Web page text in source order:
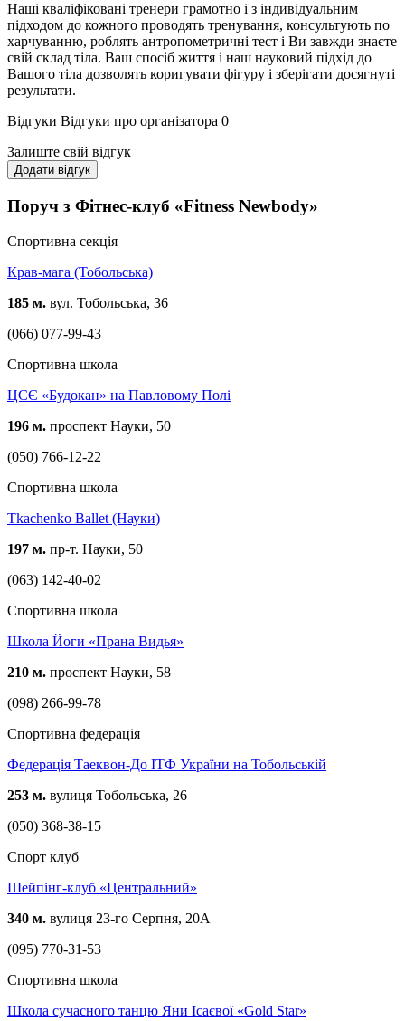
Наші кваліфіковані тренери грамотно і з індивідуальним
підходом до кожного проводять тренування, консультують по
харчуванню, роблять антропометричні тест і Ви завжди знаєте
свій склад тіла. Ваш спосіб життя і наш науковий підхід до
Вашого тіла дозволять коригувати фігуру і зберігати досягнуті
результати.
Відгуки Відгуки про організатора 0
Залиште свій відгук
Додати відгук
Поруч з Фітнес-клуб «Fitness Newbody»
Спортивна секція
Крав-мага (Тобольська)
185 м. вул. Тобольська, 36
(066) 077-99-43
Спортивна школа
ЦСЄ «Будокан» на Павловому Полі
196 м. проспект Науки, 50
(050) 766-12-22
Спортивна школа
Tkachenko Ballet (Науки)
197 м. пр-т. Науки, 50
(063) 142-40-02
Спортивна школа
Школа Йоги «Прана Видья»
210 м. проспект Науки, 58
(098) 266-99-78
Спортивна федерація
Федерація Таеквон-До ІТФ України на Тобольській
253 м. вулиця Тобольська, 26
(050) 368-38-15
Спорт клуб
Шейпінг-клуб «Центральний»
340 м. вулиця 23-го Серпня, 20А
(095) 770-31-53
Спортивна школа
Школа сучасного танцю Яни Ісаєвої «Gold Star»